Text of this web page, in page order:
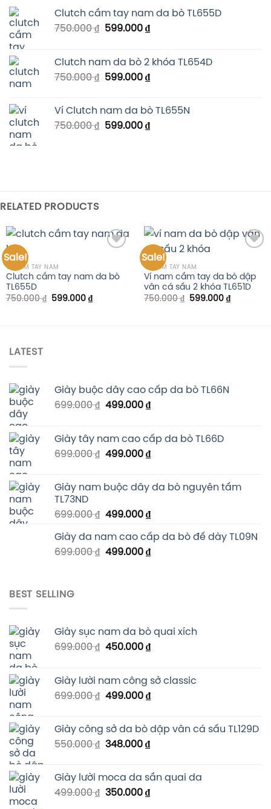
Clutch cầm tay nam da bò TL655D
750.000₫ 599.000₫
Clutch nam da bò 2 khóa TL654D
750.000₫ 599.000₫
Ví Clutch nam da bò TL655N
750.000₫ 599.000₫
RELATED PRODUCTS
Sale!
VÍ CẦM TAY NAM
Clutch cầm tay nam da bò
TL655D
750.000₫ 599.000 ₫
Sale!
VÍ CẦM TAY NAM
Ví nam cầm tay da bò dập
vân cá sấu 2 khóa TL651D
750.000₫ 599.000 ₫
LATEST
Giày buộc dây cao cấp da bò TL66N
699.000₫ 499.000₫
Giày tây nam cao cấp da bò TL66D
699.000₫ 499.000₫
Giày nam buộc dây da bò nguyên tấm
TL73ND
699.000₫ 499.000₫
Giày da nam cao cấp da bò đế dày TL09N
699.000₫ 499.000₫
BEST SELLING
Giày sục nam da bò quai xích
699.000₫ 450.000₫
Giày lười nam công sở classic
699.000₫ 499.000₫
Giày công sở da bò dập vân cá sấu TL129D
550.000₫ 348.000₫
Giày lười moca da sần quai da
499.000₫ 350.000₫